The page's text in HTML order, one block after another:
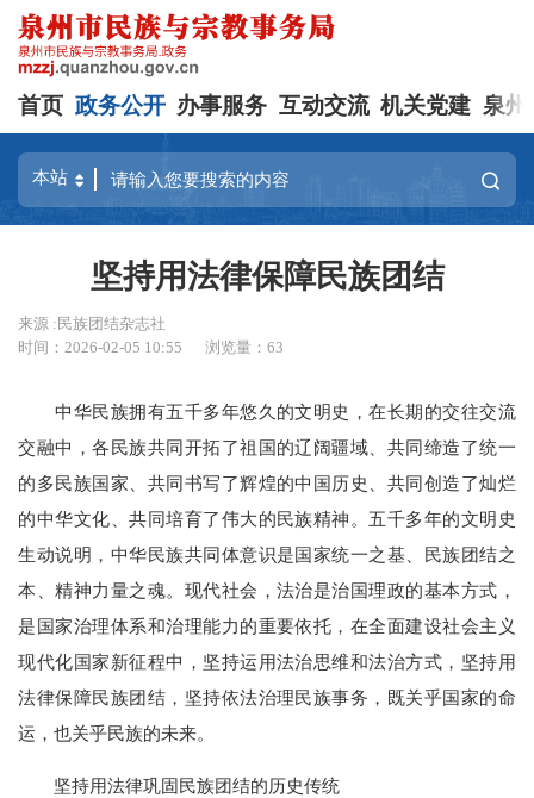
首页 政务公开 办事服务 互动交流 机关党建 泉州
坚持用法律保障民族团结
来源 :民族团结杂志社
时间：2026-02-05 10:55
浏览量：63
中华民族拥有五千多年悠久的文明史，在长期的交往交流
交融中，各民族共同开拓了祖国的辽阔疆域、共同缔造了统一
的多民族国家、共同书写了辉煌的中国历史、共同创造了灿烂
的中华文化、共同培育了伟大的民族精神。五千多年的文明史
生动说明，中华民族共同体意识是国家统一之基、民族团结之
本、精神力量之魂。现代社会，法治是治国理政的基本方式，
是国家治理体系和治理能力的重要依托，在全面建设社会主义
现代化国家新征程中，坚持运用法治思维和法治方式，坚持用
法律保障民族团结，坚持依法治理民族事务，既关乎国家的命
运，也关乎民族的未来。
坚持用法律巩固民族团结的历史传统